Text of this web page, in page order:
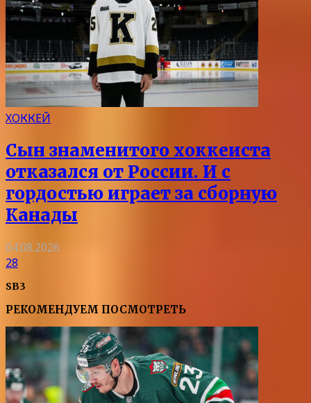
ХОККЕЙ
Сын знаменитого хоккеиста
отказался от России. И с
гордостью играет за сборную
Канады
04.08.2026
28
SB3
РЕКОМЕНДУЕМ ПОСМОТРЕТЬ